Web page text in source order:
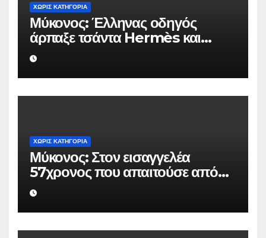
ΧΩΡΊΣ ΚΑΤΗΓΟΡΊΑ
Μύκονος: Έλληνας οδηγός
άρπαξε τσάντα Hermès και
Rolex αξίας 75.000 ευρώ από
Ουκρανό τουρίστα
ΧΩΡΊΣ ΚΑΤΗΓΟΡΊΑ
Μύκονος: Στον εισαγγελέα
57χρονος που απαιτούσε από
επιχειρηματία 80.000 ευρώ για
να μην κάνει καταγγελίες σε
βάρος του